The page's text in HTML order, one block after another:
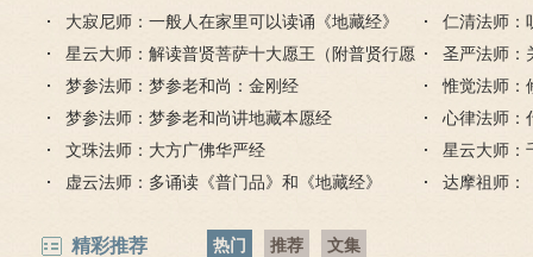
话解
《楞严经》浅译
《心经
大寂尼师：一般人在家里可以读诵《地藏经》
吗？
仁清法师：
星云大师：解读普贤菩萨十大愿王（附普贤行愿
品全文）
圣严法师：
梦参法师：梦参老和尚：金刚经
惟觉法师：
梦参法师：梦参老和尚讲地藏本愿经
心律法师：
文珠法师：大方广佛华严经
星云大师：
虚云法师：多诵读《普门品》和《地藏经》
达摩祖师：
精彩推荐 热门 推荐 文集